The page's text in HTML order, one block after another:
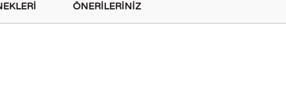
ÖNERILERINIZ